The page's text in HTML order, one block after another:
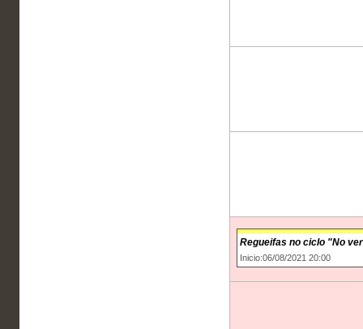
Regueifas no ciclo "No
Inicio:06/08/2021 20:00